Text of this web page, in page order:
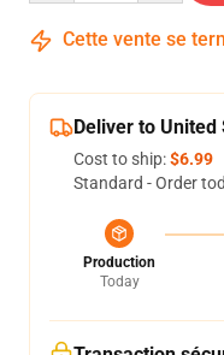
Cette vente se
Deliver to United
Cost to ship:$6.99
Standard - Order
Production
Today